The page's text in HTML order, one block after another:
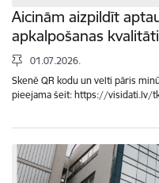
Aicinām aizpildīt
apkalpošanas
01.07.2026.
Skenē QR kodu un velti pāris
pieejama šeit: https://visidati.lv/